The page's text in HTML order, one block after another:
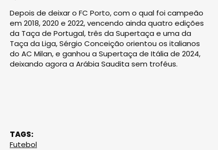
Depois de deixar o FC Porto, com o qual foi campeão
em 2018, 2020 e 2022, vencendo ainda quatro edições
da Taça de Portugal, três da Supertaça e uma da
Taça da Liga, Sérgio Conceição orientou os italianos
do AC Milan, e ganhou a Supertaça de Itália de 2024,
deixando agora a Arábia Saudita sem troféus.
TAGS:
Futebol